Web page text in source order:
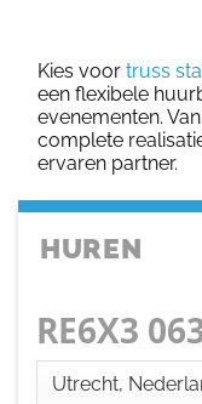
Kies voor truss
een flexibele
evenementen.
complete
ervaren partner.
HUREN
RE6X3